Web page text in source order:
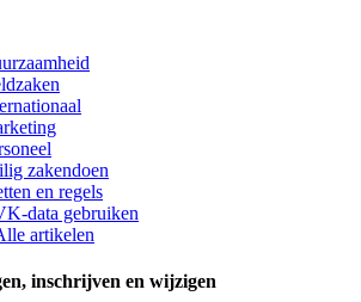
zakendoen
en regels
data gebruiken
artikelen
inschrijven en wijzigen